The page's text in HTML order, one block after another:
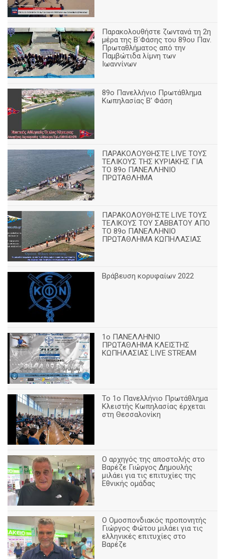
Παρακολουθήστε ζωντανά τη 2η
μέρα της Β΄Φάσης του 89ου Παν.
Πρωταθλήματος από την
Παμβώτιδα λίμνη των
Ιωαννίνων
89o Πανελλήνιο Πρωτάθλημα
Κωπηλασίας Β' Φάση
ΠΑΡΑΚΟΛΟΥΘΗΣΤΕ LIVE ΤΟΥΣ
ΤΕΛΙΚΟΥΣ ΤΗΣ ΚΥΡΙΑΚΗΣ ΓΙΑ
ΤΟ 89ο ΠΑΝΕΛΛΗΝΙΟ
ΠΡΩΤΑΘΛΗΜΑ
ΠΑΡΑΚΟΛΟΥΘΗΣΤΕ LIVE ΤΟΥΣ
ΤΕΛΙΚΟΥΣ ΤΟΥ ΣΑΒΒΑΤΟΥ ΑΠΟ
TO 89o ΠΑΝΕΛΛΗΝΙΟ
ΠΡΩΤΑΘΛΗΜΑ ΚΩΠΗΛΑΣΙΑΣ
Βράβευση κορυφαίων 2022
1ο ΠΑΝΕΛΛΗΝΙΟ
ΠΡΩΤΑΘΛΗΜΑ ΚΛΕΙΣΤΗΣ
ΚΩΠΗΛΑΣΙΑΣ LIVE STREAM
Το 1ο Πανελλήνιο Πρωτάθλημα
Κλειστής Κωπηλασίας έρχεται
στη Θεσσαλονίκη
Ο αρχηγός της αποστολής στο
Βαρέζε Γιώργος Δημουλής
μιλάει για τις επιτυχίες της
Εθνικής ομάδας
Ο Ομοσπονδιακός προπονητής
Γιώργος Φώτου μιλάει για τις
ελληνικές επιτυχίες στο
Βαρέζε